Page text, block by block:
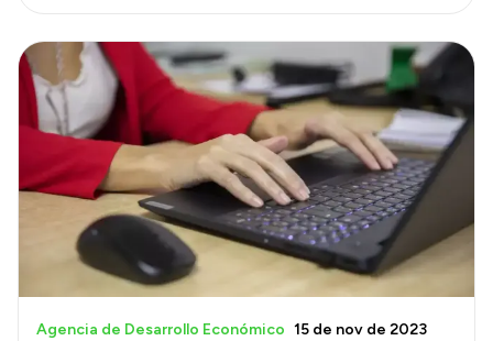
Agencia de Desarrollo Económico 15 de nov de 2023